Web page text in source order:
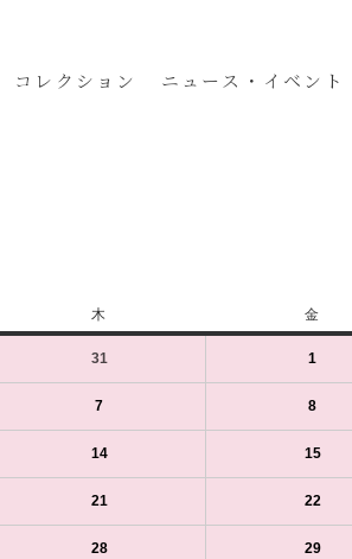
コレクション ニュース・イベント
木
曜
日
金
曜
312025
年
月
(1
件
イ
1
年
月
1
（金）
件
イ
ベ
ト)
7
年
8
月
7
（木）
件
の
イ
ベ
ト)
8
年
8
月
8
（金）
件
の
イ
ベ
ト)
142025
年
月
(1
件
イ
152025
年
月
15
(1
件
イ
ベ
212025
年
8
(1
件
の
222025
年
8
(1
件
の
282025
(1
292025
(1